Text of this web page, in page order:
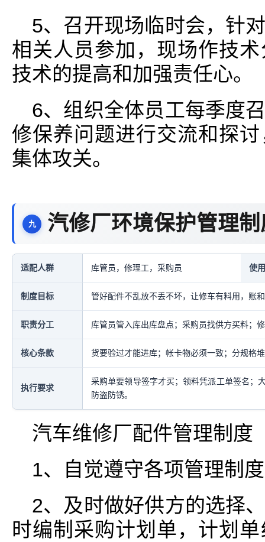
5、召开现场临时会，针
相关人员参加，现场作技
技术的提高和加强责任心。
6、组织全体员工每季度
修保养问题进行交流和探
集体攻关。
汽修厂环境保护管理
适配人群 库管员，修理工，采购员 使
制度目标 管好配件不乱放不丢不坏，让修车有料用，账
职责分工 库管员管入库出库盘点；采购员找供方买料；
核心条款 货要验过才能进库；帐卡物必须一致；分规格
执行要求
采购单要领导签字才买；领料凭派工单签名；
防盗防锈。
汽车维修厂配件管理制度
1、自觉遵守各项管理制
2、及时做好供方的选择
时编制采购计划单，计划